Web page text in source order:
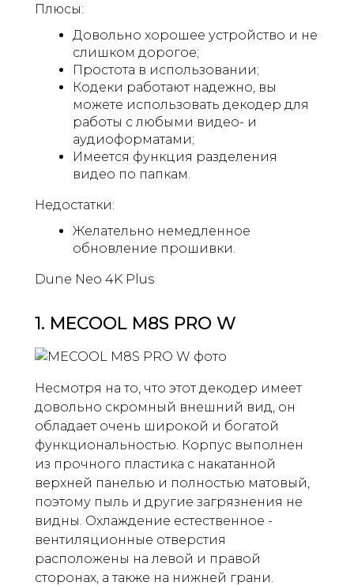
Плюсы:
Довольно хорошее устройство и не
слишком дорогое;
Простота в использовании;
Кодеки работают надежно, вы
можете использовать декодер для
работы с любыми видео- и
аудиоформатами;
Имеется функция разделения
видео по папкам.
Недостатки:
Желательно немедленное
обновление прошивки.
Dune Neo 4K Plus
1. MECOOL M8S PRO W
Несмотря на то, что этот декодер имеет
довольно скромный внешний вид, он
обладает очень широкой и богатой
функциональностью. Корпус выполнен
из прочного пластика с накатанной
верхней панелью и полностью матовый,
поэтому пыль и другие загрязнения не
видны. Охлаждение естественное -
вентиляционные отверстия
расположены на левой и правой
сторонах, а также на нижней грани.